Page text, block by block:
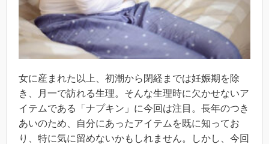
女に産まれた以上、初潮から閉経までは妊娠期を除
き、月一で訪れる生理。そんな生理時に欠かせないア
イテムである「ナプキン」に今回は注目。長年のつき
あいのため、自分にあったアイテムを既に知ってお
り、特に気に留めないかもしれません。しかし、今回